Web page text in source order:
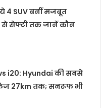
4 SUV बनीं मजबूत
सेफ्टी तक जानें कौन
i20: Hyundai की सबसे
27km तक; सनरूफ भी